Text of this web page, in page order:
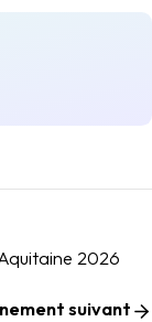
2026
suivant